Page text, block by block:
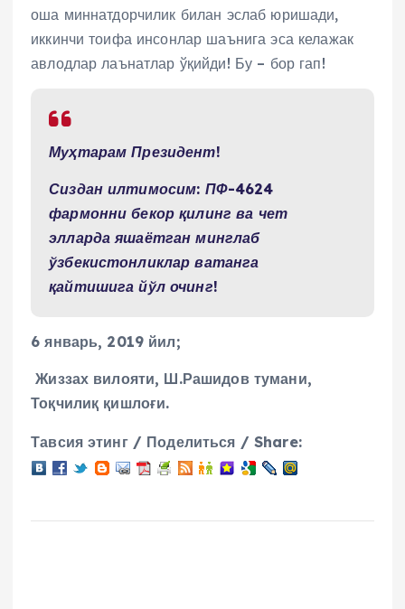
оша миннатдорчилик билан эслаб юришади,
иккинчи тоифа инсонлар шаънига эса келажак
авлодлар лаънатлар ўқийди! Бу – бор гап!
Муҳтарам Президент!
Сиздан илтимосим: ПФ-4624
фармонни бекор қилинг ва чет
элларда яшаётган минглаб
ўзбекистонликлар ватанга
қайтишига йўл очинг!
6 январь, 2019 йил;
Жиззах вилояти, Ш.Рашидов тумани,
Тоқчилиқ қишлоғи.
Тавсия этинг / Поделиться / Share: